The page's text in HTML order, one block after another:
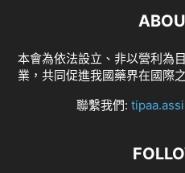
本會為依法設立、非以營利為
業，共同促進我國藥界在國際
聯繫我們: